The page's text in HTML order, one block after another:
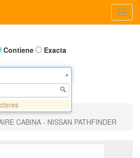
Contiene Exacta
CABINA - NISSAN PATHFINDER